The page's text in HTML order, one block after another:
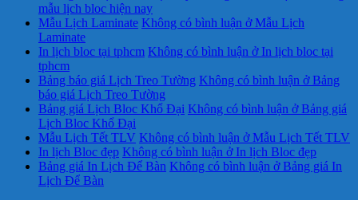
mẫu lịch bloc hiện nay
Mẫu Lịch Laminate Không có bình luận ở Mẫu Lịch
Laminate
In lịch bloc tại tphcm Không có bình luận ở In lịch bloc tại
tphcm
Bảng báo giá Lịch Treo Tường Không có bình luận ở Bảng
báo giá Lịch Treo Tường
Bảng giá Lịch Bloc Khổ Đại Không có bình luận ở Bảng giá
Lịch Bloc Khổ Đại
Mẫu Lịch Tết TLV Không có bình luận ở Mẫu Lịch Tết TLV
In lịch Bloc đẹp Không có bình luận ở In lịch Bloc đẹp
Bảng giá In Lịch Để Bàn Không có bình luận ở Bảng giá In
Lịch Để Bàn